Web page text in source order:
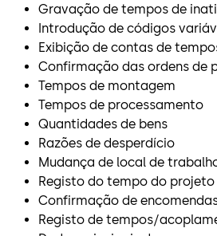
Gravação de tempos de
Introdução de códigos
Exibição de contas de
Confirmação das ordens de
Tempos de montagem
Tempos de processamento
Quantidades de bens
Razões de desperdício
Mudança de local de
Registo do tempo do projeto
Confirmação de
Registo de tempos/